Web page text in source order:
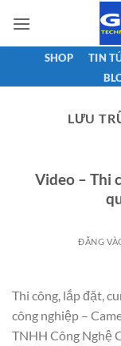
qua
nội
SHOP TIN
LƯU
Video – Thi
ĐĂNG
Thi công, lắp đặt,
công nghiệp –
TNHH Công Nghệ